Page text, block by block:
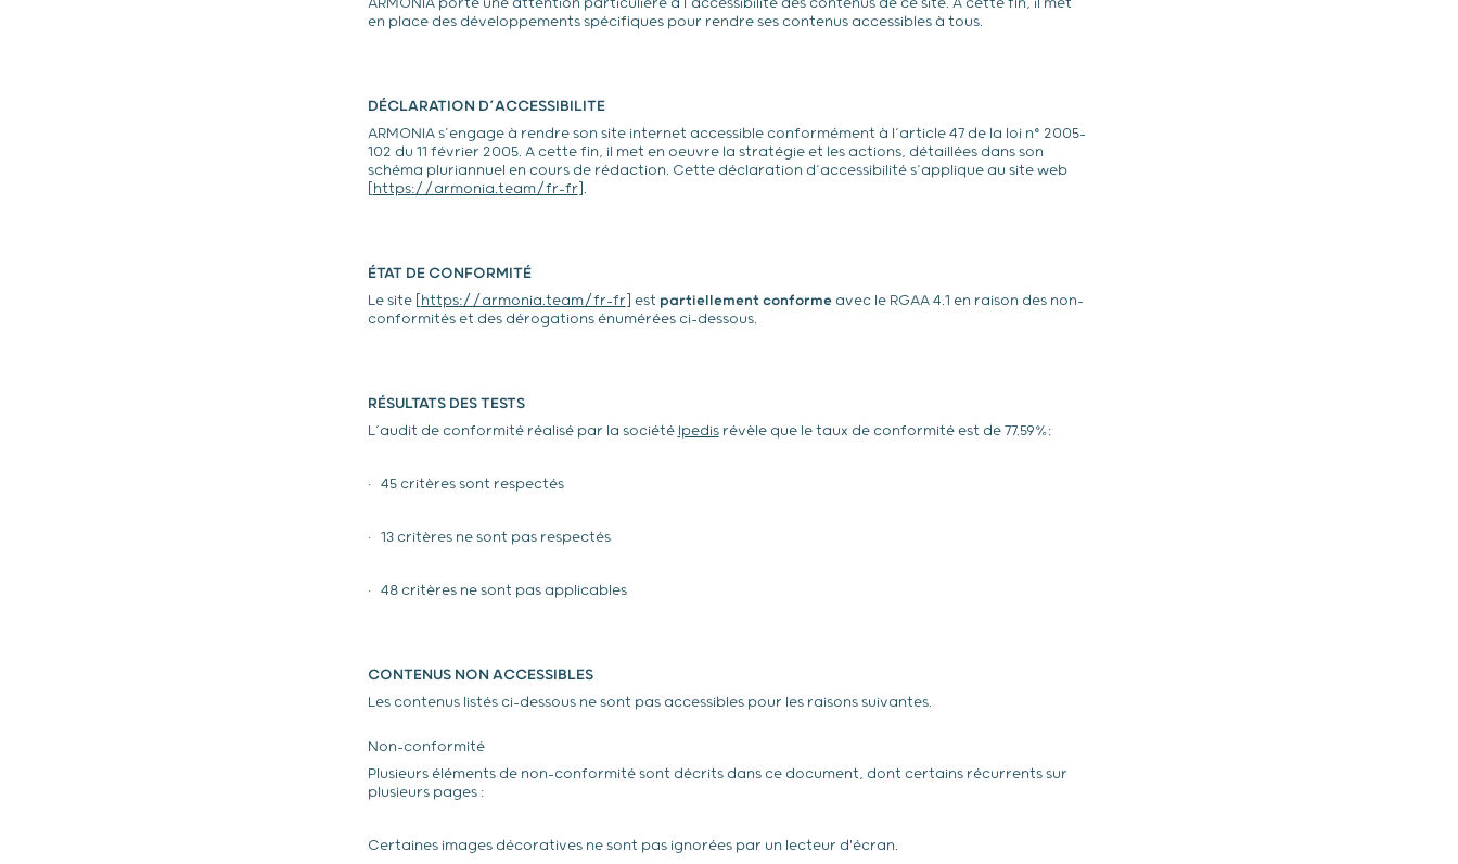
ARMONIA porte une attention particulière à l’accessibilité des contenus de ce site. À cette fin, il met
en place des développements spécifiques pour rendre ses contenus accessibles à tous.
DÉCLARATION D’ACCESSIBILITE
ARMONIA s’engage à rendre son site internet accessible conformément à l’article 47 de la loi n° 2005-
102 du 11 février 2005. A cette fin, il met en oeuvre la stratégie et les actions, détaillées dans son
schéma pluriannuel en cours de rédaction. Cette déclaration d’accessibilité s’applique au site web
https://armonia.team/fr-fr ].
ÉTAT DE CONFORMITÉ
Le site [ https://armonia.team/fr-fr ] est partiellement conformeavec le RGAA 4.1 en raison des non-
conformités et des dérogations énumérées ci-dessous.
RÉSULTATS DES TESTS
L’audit de conformité réalisé par la société Ipedisrévèle que le taux de conformité est de 77.59%:
• 45 critères sont respectés
• 13 critères ne sont pas respectés
• 48 critères ne sont pas applicables
CONTENUS NON ACCESSIBLES
Les contenus listés ci-dessous ne sont pas accessibles pour les raisons suivantes.
Non-conformité
Plusieurs éléments de non-conformité sont décrits dans ce document, dont certains récurrents sur
plusieurs pages :
Certaines images décoratives ne sont pas ignorées par un lecteur d'écran.